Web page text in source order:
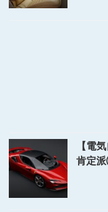
【電
肯定